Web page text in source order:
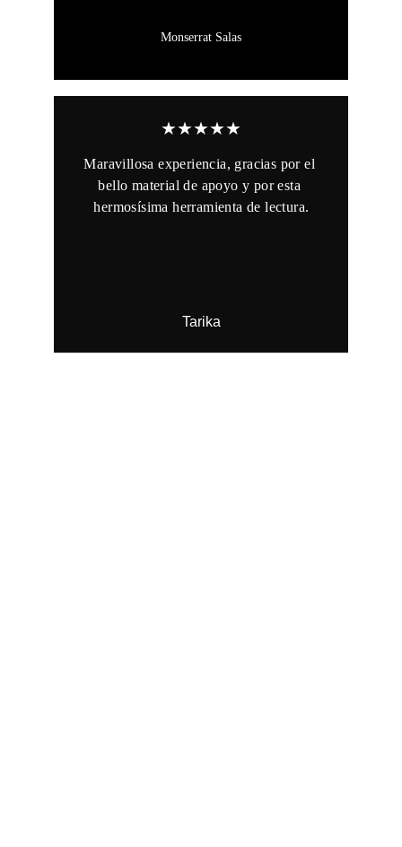
Maravillosa experiencia, gracias por el
bello material de apoyo y por esta
hermosísima herramienta de lectura.
Tarika
Monserrat Salas
★★★★★